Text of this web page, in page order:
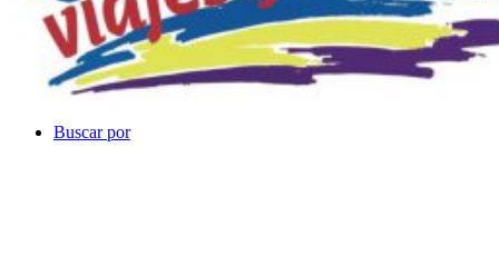
Buscar por